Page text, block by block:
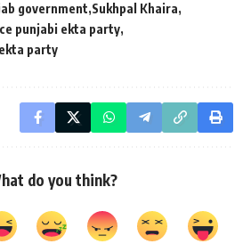
government Sukhpal Khaira
punjabi ekta party
party
do you think?